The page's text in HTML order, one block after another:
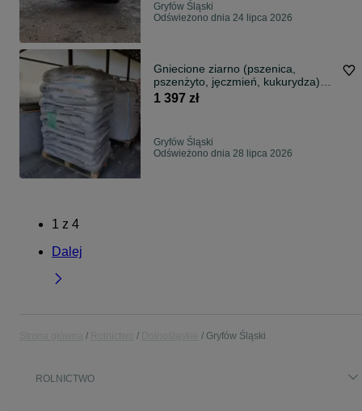
Gryfów Śląski
Odświeżono dnia 24 lipca 2026
Gniecione ziarno (pszenica,
pszenżyto, jęczmień, kukurydza)
POLSKIE
1 397 zł
Gryfów Śląski
Odświeżono dnia 28 lipca 2026
1 z 4
Dalej
Gryfów Śląski
ROLNICTWO